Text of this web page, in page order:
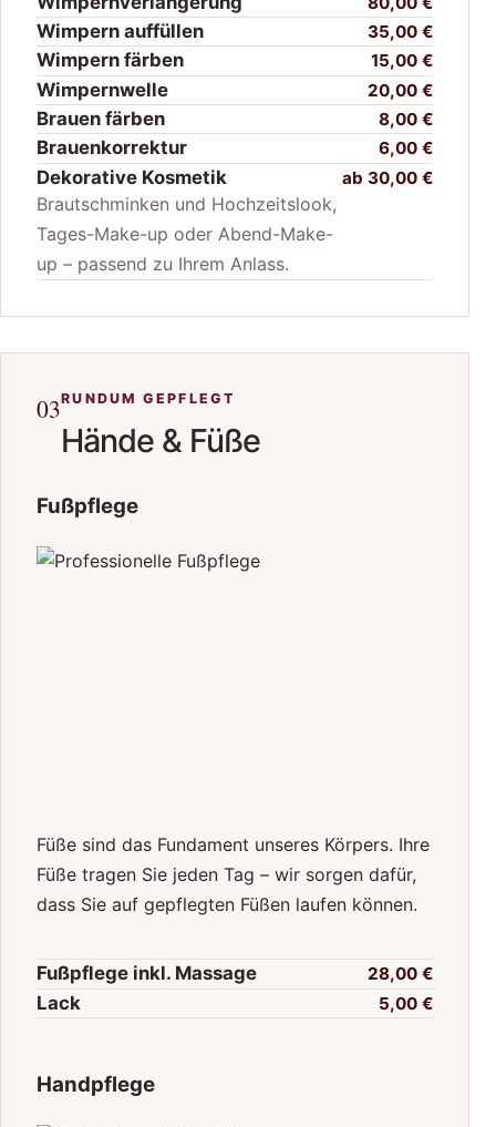
Wimpern auffüllen 35,00 €
Wimpern färben 15,00 €
Wimpernwelle 20,00 €
Brauen färben 8,00 €
Brauenkorrektur 6,00 €
Dekorative Kosmetik
Brautschminken und Hochzeitslook,
Tages-Make-up oder Abend-Make-
up – passend zu Ihrem Anlass.
ab 30,00 €
03RUNDUM GEPFLEGT
Hände & Füße
Fußpflege
Füße sind das Fundament unseres Körpers. Ihre
Füße tragen Sie jeden Tag – wir sorgen dafür,
dass Sie auf gepflegten Füßen laufen können.
Fußpflege inkl. Massage 28,00 €
Lack 5,00 €
Handpflege